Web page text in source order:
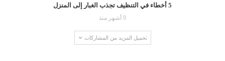
5 أخطاء في التنظيف تجذب الغبار إلى المنزل
9 أشهر منذ
تحميل المزيد من المشاركات